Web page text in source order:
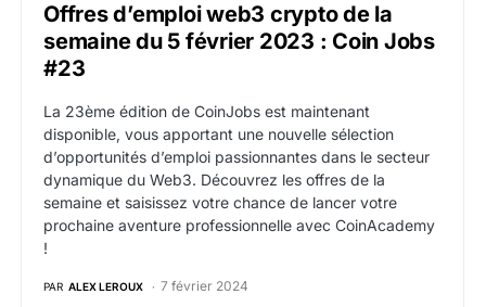
Offres d’emploi web3 crypto de la
semaine du 5 février 2023 : Coin Jobs
#23
La 23ème édition de CoinJobs est maintenant
disponible, vous apportant une nouvelle sélection
d’opportunités d’emploi passionnantes dans le secteur
dynamique du Web3. Découvrez les offres de la
semaine et saisissez votre chance de lancer votre
prochaine aventure professionnelle avec CoinAcademy
!
PAR ALEX LEROUX 7 février 2024